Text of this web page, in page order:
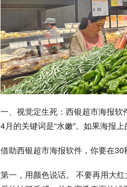
一、视觉定生死：西银超市海报软
4月的关键词是“水嫩”。如果海报
借助西银超市海报软件，你要在30
第一，用颜色说话。 不要再用大